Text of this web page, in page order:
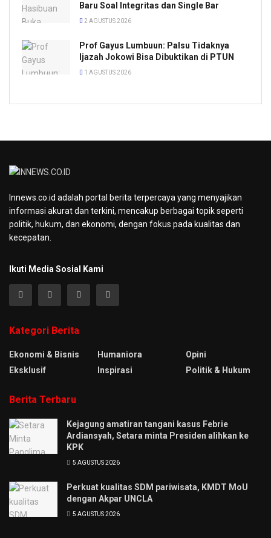
Baru Soal Integritas dan Single Bar
2 AGUSTUS 2026
Prof Gayus Lumbuun: Palsu Tidaknya
Ijazah Jokowi Bisa Dibuktikan di PTUN
1 AGUSTUS 2026
Innews.co.id adalah portal berita terpercaya yang menyajikan
informasi akurat dan terkini, mencakup berbagai topik seperti
politik, hukum, dan ekonomi, dengan fokus pada kualitas dan
kecepatan.
Ikuti Media Sosial Kami
Kategori Berita
Ekonomi & Bisnis
Eksklusif
Humaniora
Inspirasi
Opini
Politik & Hukum
Berita Terbaru
Kejagung amatiran tangani kasus Febrie
Ardiansyah, Setara minta Presiden alihkan ke
KPK
5 AGUSTUS 2026
Perkuat kualitas SDM pariwisata, KMDT MoU
dengan Akpar UNCLA
5 AGUSTUS 2026